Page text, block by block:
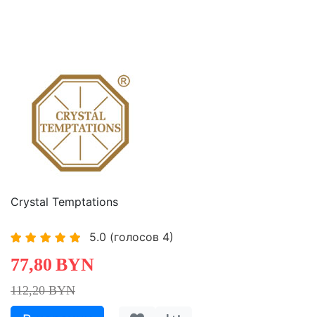
Crystal Temptations
5.0 (голосов 4)
77,80 BYN
112,20 BYN